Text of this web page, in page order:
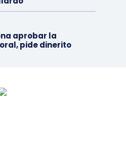
aprobar la
pide dinerito